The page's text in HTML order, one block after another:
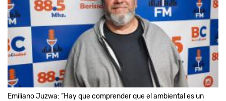
Emiliano Juzwa: “Hay que comprender que el ambiental es un